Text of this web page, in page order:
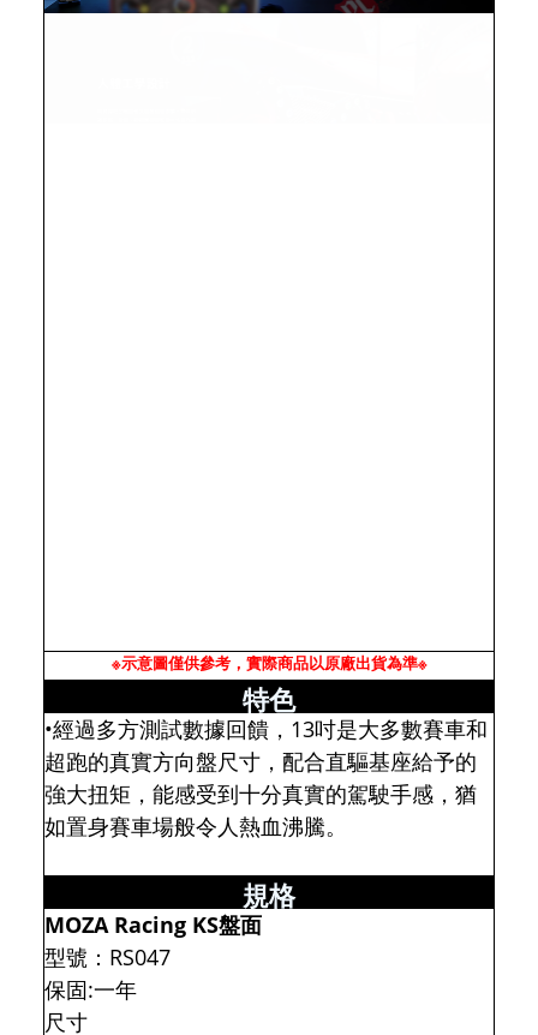
※示意圖僅供參考，實際商品以原廠出貨為準※
特色
•經過多方測試數據回饋，13吋是大多數賽車和
超跑的真實方向盤尺寸，配合直驅基座給予的
強大扭矩，能感受到十分真實的駕駛手感，猶
如置身賽車場般令人熱血沸騰。
規格
MOZA Racing KS盤面
型號：RS047
保固:一年
尺寸